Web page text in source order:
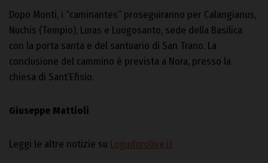
Dopo Monti, i “caminantes” proseguiranno per Calangianus,
Nuchis (Tempio), Luras e Luogosanto, sede della Basilica
con la porta santa e del santuario di San Trano. La
conclusione del cammino è prevista a Nora, presso la
chiesa di Sant’Efisio.
Giuseppe Mattioli
Leggi le altre notizie su Logudorolive.it